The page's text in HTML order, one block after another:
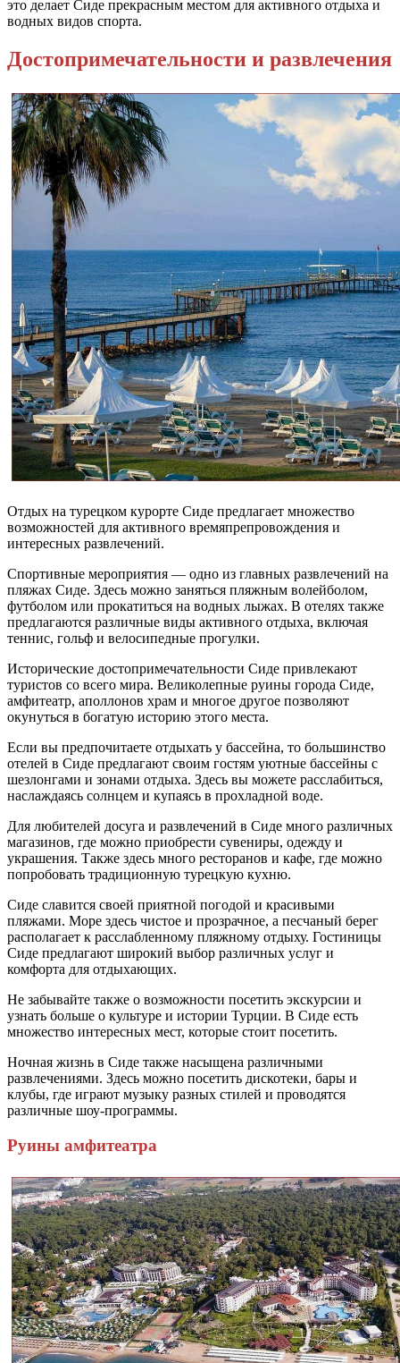
это делает Сиде прекрасным местом для активного отдыха и
водных видов спорта.
Достопримечательности и развлечения
Отдых на турецком курорте Сиде предлагает множество
возможностей для активного времяпрепровождения и
интересных развлечений.
Спортивные мероприятия — одно из главных развлечений на
пляжах Сиде. Здесь можно заняться пляжным волейболом,
футболом или прокатиться на водных лыжах. В отелях также
предлагаются различные виды активного отдыха, включая
теннис, гольф и велосипедные прогулки.
Исторические достопримечательности Сиде привлекают
туристов со всего мира. Великолепные руины города Сиде,
амфитеатр, аполлонов храм и многое другое позволяют
окунуться в богатую историю этого места.
Если вы предпочитаете отдыхать у бассейна, то большинство
отелей в Сиде предлагают своим гостям уютные бассейны с
шезлонгами и зонами отдыха. Здесь вы можете расслабиться,
наслаждаясь солнцем и купаясь в прохладной воде.
Для любителей досуга и развлечений в Сиде много различных
магазинов, где можно приобрести сувениры, одежду и
украшения. Также здесь много ресторанов и кафе, где можно
попробовать традиционную турецкую кухню.
Сиде славится своей приятной погодой и красивыми
пляжами. Море здесь чистое и прозрачное, а песчаный берег
располагает к расслабленному пляжному отдыху. Гостиницы
Сиде предлагают широкий выбор различных услуг и
комфорта для отдыхающих.
Не забывайте также о возможности посетить экскурсии и
узнать больше о культуре и истории Турции. В Сиде есть
множество интересных мест, которые стоит посетить.
Ночная жизнь в Сиде также насыщена различными
развлечениями. Здесь можно посетить дискотеки, бары и
клубы, где играют музыку разных стилей и проводятся
различные шоу-программы.
Руины амфитеатра